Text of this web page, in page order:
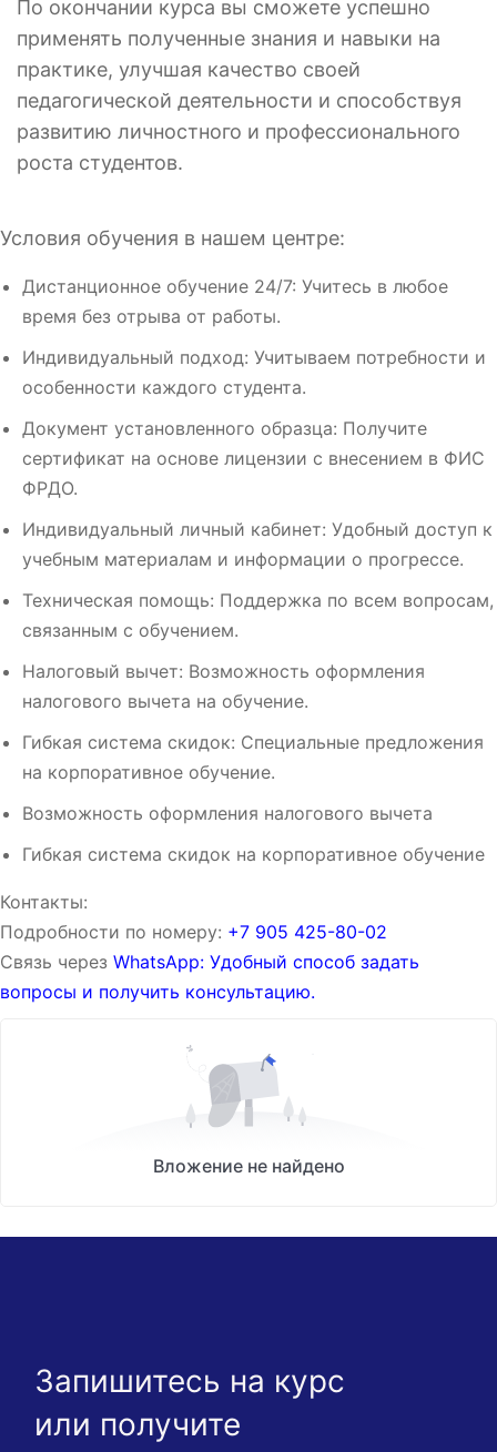
По окончании курса вы сможете успешно
применять полученные знания и навыки на
практике, улучшая качество своей
педагогической деятельности и способствуя
развитию личностного и профессионального
роста студентов.
Условия обучения в нашем центре:
Дистанционное обучение 24/7: Учитесь в любое
время без отрыва от работы.
Индивидуальный подход: Учитываем потребности и
особенности каждого студента.
Документ установленного образца: Получите
сертификат на основе лицензии с внесением в ФИС
ФРДО.
Индивидуальный личный кабинет: Удобный доступ к
учебным материалам и информации о прогрессе.
Техническая помощь: Поддержка по всем вопросам,
связанным с обучением.
Налоговый вычет: Возможность оформления
налогового вычета на обучение.
Гибкая система скидок: Специальные предложения
на корпоративное обучение.
Возможность оформления налогового вычета
Гибкая система скидок на корпоративное обучение
Контакты:
Подробности по номеру: ‪‪+7 905 425-80-02‬‬
Связь через WhatsApp: Удобный способ задать
вопросы и получить консультацию.
Вложение не найдено
Запишитесь на курс
или получите